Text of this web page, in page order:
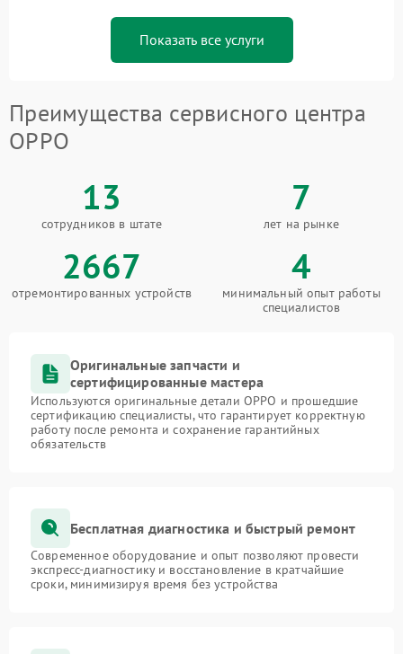
Показать все услуги
Преимущества сервисного центра
OPPO
13
сотрудников в штате
7
лет на рынке
2667
отремонтированных устройств
4
минимальный опыт работы
специалистов
Оригинальные запчасти и
сертифицированные мастера
Используются оригинальные детали OPPO и прошедшие
сертификацию специалисты, что гарантирует корректную
работу после ремонта и сохранение гарантийных
обязательств
Бесплатная диагностика и быстрый ремонт
Современное оборудование и опыт позволяют провести
экспресс-диагностику и восстановление в кратчайшие
сроки, минимизируя время без устройства